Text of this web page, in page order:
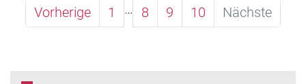
Vorherige 1 … 8 9 10 Nächste